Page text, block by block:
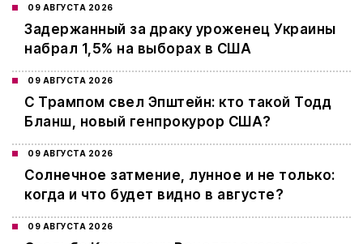
09 АВГУСТА 2026
Задержанный за драку уроженец Украины
набрал 1,5% на выборах в США
09 АВГУСТА 2026
С Трампом свел Эпштейн: кто такой Тодд
Бланш, новый генпрокурор США?
09 АВГУСТА 2026
Cолнечное затмение, лунное и не только:
когда и что будет видно в августе?
09 АВГУСТА 2026